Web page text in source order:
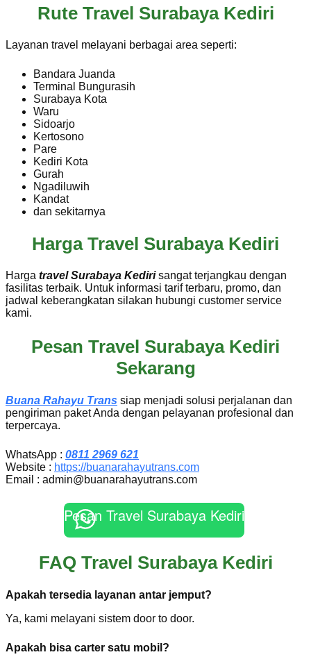
Rute Travel Surabaya Kediri
Layanan travel melayani berbagai area seperti:
Bandara Juanda
Terminal Bungurasih
Surabaya Kota
Waru
Sidoarjo
Kertosono
Pare
Kediri Kota
Gurah
Ngadiluwih
Kandat
dan sekitarnya
Harga Travel Surabaya Kediri
Harga travel Surabaya Kedirisangat terjangkau dengan
fasilitas terbaik. Untuk informasi tarif terbaru, promo, dan
jadwal keberangkatan silakan hubungi customer service
kami.
Pesan Travel Surabaya Kediri
Sekarang
Buana Rahayu Trans siap menjadi solusi perjalanan dan
pengiriman paket Anda dengan pelayanan profesional dan
terpercaya.
WhatsApp : 0811 2969 621
Website : https://buanarahayutrans.com
Email : admin@buanarahayutrans.com
Pesan Travel Surabaya Kediri
FAQ Travel Surabaya Kediri
Apakah tersedia layanan antar jemput?
Ya, kami melayani sistem door to door.
Apakah bisa carter satu mobil?